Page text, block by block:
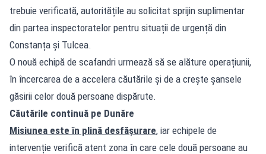
trebuie verificată, autoritățile au solicitat sprijin suplimentar
din partea inspectoratelor pentru situații de urgență din
Constanța și Tulcea.
O nouă echipă de scafandri urmează să se alăture operațiunii,
în încercarea de a accelera căutările și de a crește șansele
găsirii celor două persoane dispărute.
Căutările continuă pe Dunăre
Misiunea este în plină desfășurare, iar echipele de
intervenție verifică atent zona în care cele două persoane au